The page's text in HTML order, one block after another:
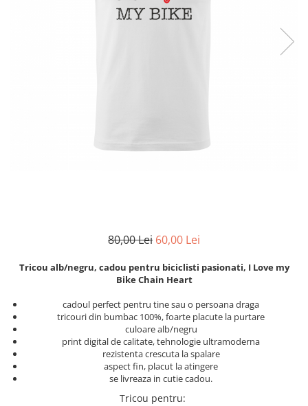
Tricouri gameri
Tricouri music is life
Tricouri sporturi de iarna
Tricouri snowboard
Tricouri ski
80,00 Lei 60,00 Lei
Tricou alb/negru, cadou pentru biciclisti pasionati, I Love my
Bike Chain Heart
cadoul perfect pentru tine sau o persoana draga
tricouri din bumbac 100%, foarte placute la purtare
culoare alb/negru
print digital de calitate, tehnologie ultramoderna
rezistenta crescuta la spalare
aspect fin, placut la atingere
se livreaza in cutie cadou.
Tricou pentru: